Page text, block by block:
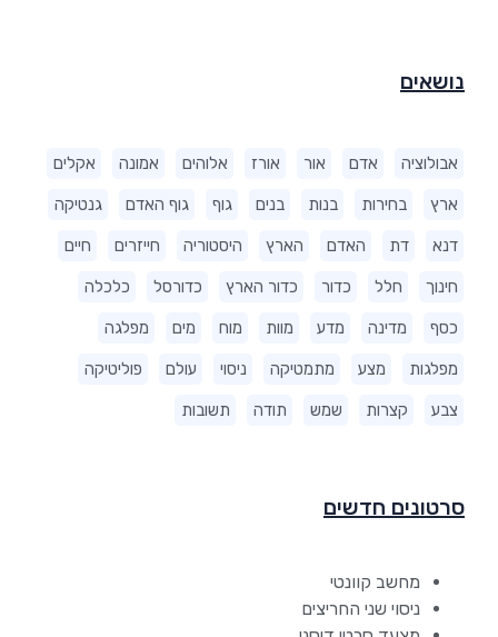
נושאים
אבולוציה אדם אור אורז אלוהים אמונה אקלים
ארץ בחירות בנות בנים גוף גוף האדם גנטיקה
דנא דת האדם הארץ היסטוריה חייזרים חיים
חינוך חלל כדור כדור הארץ כדורסל כלכלה
כסף מדינה מדע מוות מוח מים מפלגה
מפלגות מצע מתמטיקה ניסוי עולם פוליטיקה
צבע קצרות שמש תודה תשובות
סרטונים חדשים
מחשב קוונטי
ניסוי שני החריצים